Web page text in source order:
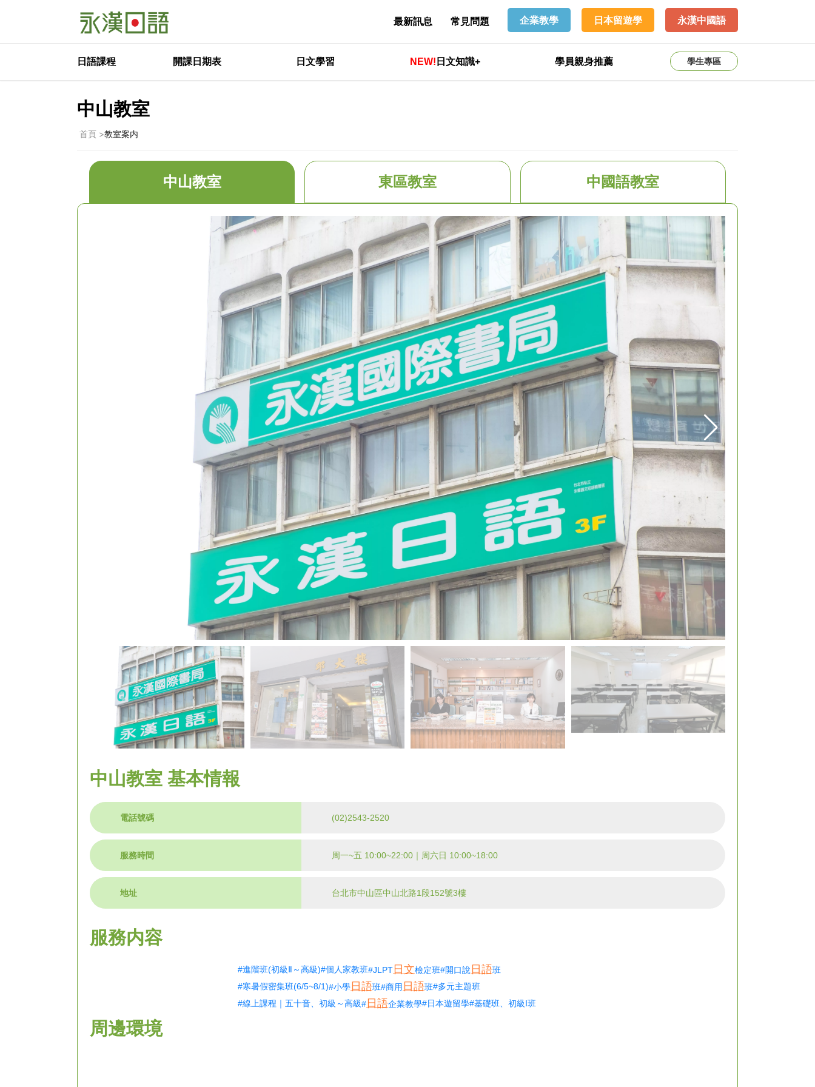
最新訊息 常見問題 企業教學 日本留遊學 永漢中國語
日語課程 開課日期表 日文學習 NEW! 日文知識+ 學員親身推薦 學生專區
中山教室
首頁 >教室案内
中山教室 東區教室 中國語教室
中山教室 基本情報
電話號碼 (02)2543-2520
服務時間 周一~五 10:00~22:00｜周六日 10:00~18:00
地址 台北市中山區中山北路1段152號3樓
服務内容
#進階班(初級Ⅱ～高級)#個人家教班#JLPT 日文檢定班#開口說 日語班
#寒暑假密集班(6/5~8/1)#小學 日語班#商用 日語班#多元主題班
#線上課程｜五十音、初級～高級# 日語企業教學#日本遊留學#基礎班、初級I班
周邊環境